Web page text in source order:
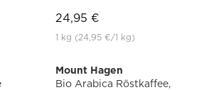
24,95 €
1 kg (24,95 €/1 kg)
Mount Hagen
Bio Arabica Röstkaffee,